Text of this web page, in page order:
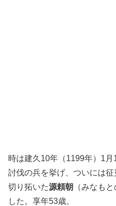
時は建久10年（1199年）1
討伐の兵を挙げ、ついには
切り拓いた源頼朝
（みなも
した。享年53歳。